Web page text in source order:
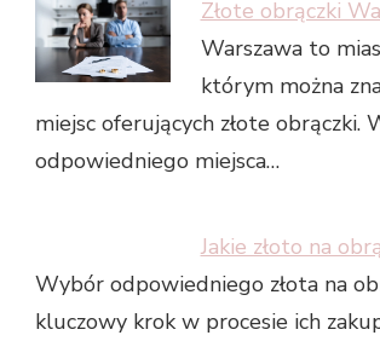
Złote obrączki
Warszawa to
którym można
miejsc oferujących złote obrączki.
odpowiedniego miejsca…
Jakie złoto na
Wybór odpowiedniego złota na
kluczowy krok w procesie ich